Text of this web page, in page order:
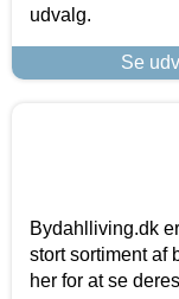
udvalg.
Se
Bydahlliving.dk
stort sortiment af
her for at se